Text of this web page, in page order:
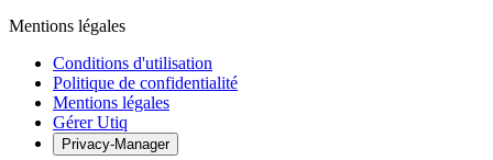
Mentions légales
Conditions d'utilisation
Politique de confidentialité
Mentions légales
Gérer Utiq
Privacy-Manager